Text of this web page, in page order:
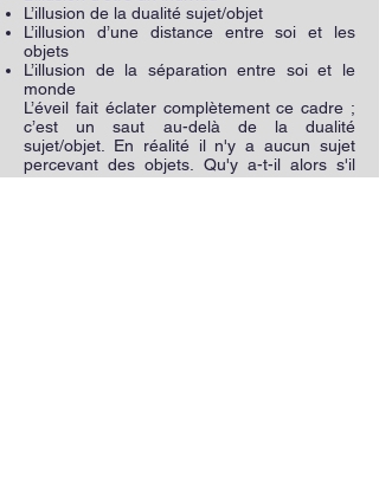
L’illusion de la dualité sujet/objet
L’illusion d’une distance entre soi et les
objets
L’illusion de la séparation entre soi et le
monde
L’éveil fait éclater complètement ce cadre ;
c’est un saut au-delà de la dualité
sujet/objet. En réalité il n'y a aucun sujet
percevant des objets. Qu'y a-t-il alors s'il
n'existe ni sujet, ni objet ?